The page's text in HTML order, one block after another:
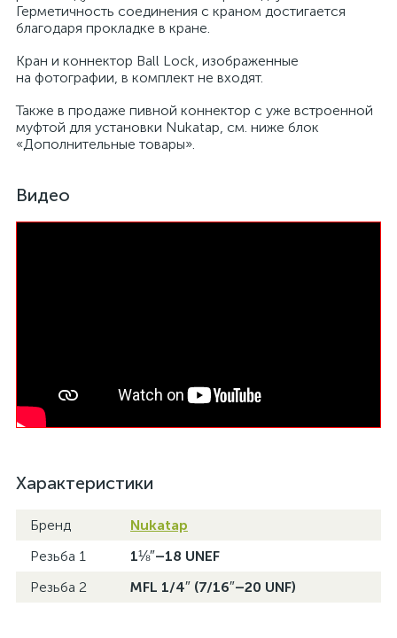
Герметичность соединения с краном достигается
благодаря прокладке в кране.
Кран и коннектор Ball Lock, изображенные
на фотографии, в комплект не входят.
Также в продаже пивной коннектор с уже встроенной
муфтой для установки Nukatap, см. ниже блок
«Дополнительные товары».
Видео
Характеристики
Бренд
Nukatap
Резьба 1
1⅛″–18 UNEF
Резьба 2
MFL 1/4″ (7/16″–20 UNF)